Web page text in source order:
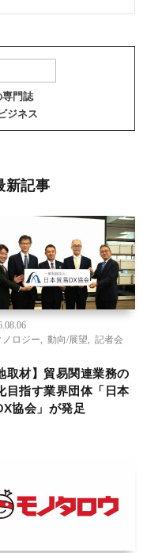
門誌
ジネス
新記事
ノロジー
動向/展望
記者会
取材】貿易関連業務の
目指す業界団体「日本
協会」が発足